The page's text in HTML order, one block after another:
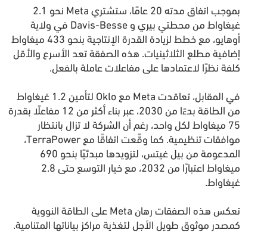
بموجب اتفاق مدته 20 عامًا، ستشتري Meta نحو 2.1
غيغاواط من محطتي بيري و Davis-Besse في ولاية
أوهايو، مع خطط لزيادة القدرة الإنتاجية بنحو 433 ميغاواط
إضافية مطلع الثلاثينيات. هذه الصفقة تعد الأسرع والأقل
كلفة نظرًا لاعتمادها على مفاعلات عاملة بالفعل.
في المقابل، تعاقدت Meta مع Oklo لتأمين 1.2 غيغاواط
من الطاقة بدءًا من 2030، عبر بناء أكثر من 12 مفاعلًا بقدرة
75 ميغاواط لكل واحد، رغم أن الشركة لا تزال بانتظار
موافقات تنظيمية. كما وقّعت اتفاقًا مع TerraPower،
المدعومة من بيل غيتس، لتزويدها مبدئيًا بنحو 690
ميغاواط اعتبارًا من 2032، مع خيار التوسع حتى 2.8
غيغاواط.
تعكس هذه الصفقات رهان Meta على الطاقة النووية
كمصدر موثوق طويل الأجل لتغذية مراكز بياناتها المتنامية.